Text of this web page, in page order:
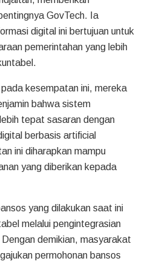
GovTech. Ia
digital ini bertujuan untuk
pemerintahan yang lebih
pada kesempatan ini, mereka
bahwa sistem
tepat sasaran dengan
berbasis artificial
ini diharapkan mampu
yang diberikan kepada
yang dilakukan saat ini
melalui pengintegrasian
demikian, masyarakat
permohonan bansos